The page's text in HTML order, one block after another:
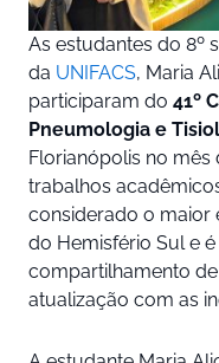
As estudantes do 8º
da UNIFACS, Maria
participaram do 41º
Pneumologia e
Florianópolis no
trabalhos
considerado o maior
do Hemisfério Sul e
compartilhamento
atualização com as